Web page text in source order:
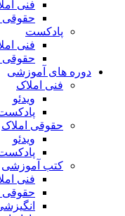
فنی
حقوقی
پادکست
فنی
حقوقی
دوره های آموزشی
فنی املاک
ویدئو
حقوقی املاک
ویدئو
کتب آموزشی
فنی
حقوقی